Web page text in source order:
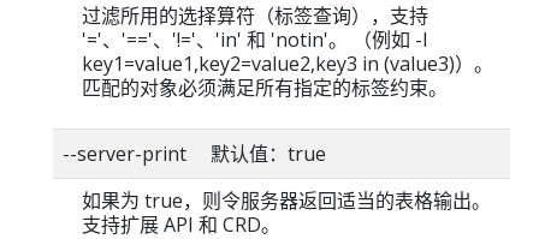
过滤所用的选择算符（标签查询），支持
'='、'=='、'!='、'in' 和 'notin'。 （例如 -l
key1=value1,key2=value2,key3 in (value3)）。
匹配的对象必须满足所有指定的标签约束。
--server-print 默认值：true
如果为 true，则令服务器返回适当的表格输出。
支持扩展 API 和 CRD。